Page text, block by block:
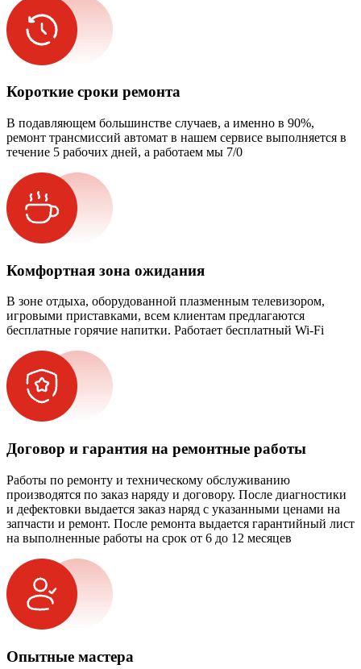
Короткие сроки ремонта
В подавляющем большинстве случаев, а именно в 90%,
ремонт трансмиссий автомат в нашем сервисе выполняется в
течение 5 рабочих дней, а работаем мы 7/0
Комфортная зона ожидания
В зоне отдыха, оборудованной плазменным телевизором,
игровыми приставками, всем клиентам предлагаются
бесплатные горячие напитки. Работает бесплатный Wi-Fi
Договор и гарантия на ремонтные работы
Работы по ремонту и техническому обслуживанию
производятся по заказ наряду и договору. После диагностики
и дефектовки выдается заказ наряд с указанными ценами на
запчасти и ремонт. После ремонта выдается гарантийный лист
на выполненные работы на срок от 6 до 12 месяцев
Опытные мастера